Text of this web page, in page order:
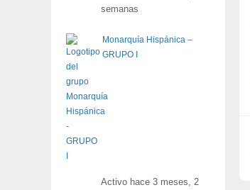
semanas
Monarquía Hispánica –
GRUPO I
Activo hace 3 meses, 2